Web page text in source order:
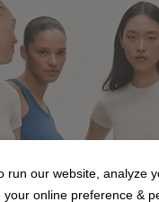
run our website, analyze
online preference &